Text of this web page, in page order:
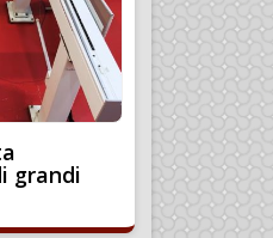
grandi